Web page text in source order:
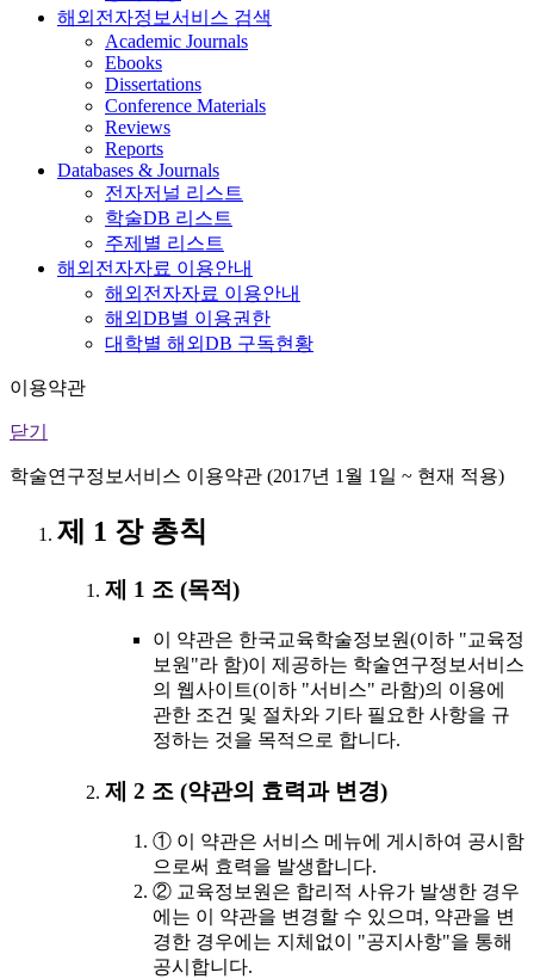
해외전자정보서비스 검색
Academic Journals
Ebooks
Dissertations
Conference Materials
Reviews
Reports
Databases & Journals
전자저널 리스트
학술DB 리스트
주제별 리스트
해외전자자료 이용안내
해외전자자료 이용안내
해외DB별 이용권한
대학별 해외DB 구독현황
이용약관
닫기
학술연구정보서비스 이용약관 (2017년 1월 1일 ~ 현재 적용)
제 1 장 총칙
제 1 조 (목적)
이 약관은 한국교육학술정보원(이하 "교육정
보원"라 함)이 제공하는 학술연구정보서비스
의 웹사이트(이하 "서비스" 라함)의 이용에
관한 조건 및 절차와 기타 필요한 사항을 규
정하는 것을 목적으로 합니다.
제 2 조 (약관의 효력과 변경)
① 이 약관은 서비스 메뉴에 게시하여 공시함
으로써 효력을 발생합니다.
② 교육정보원은 합리적 사유가 발생한 경우
에는 이 약관을 변경할 수 있으며, 약관을 변
경한 경우에는 지체없이 "공지사항"을 통해
공시합니다.